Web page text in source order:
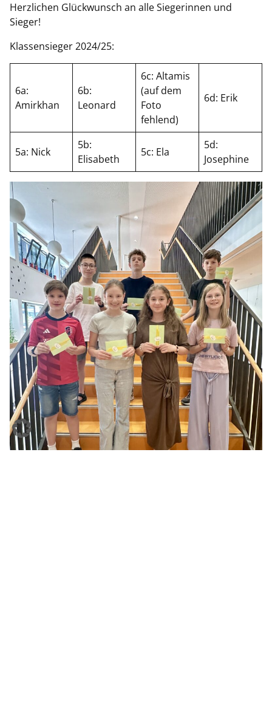
Herzlichen Glückwunsch an alle Siegerinnen und
Sieger!
Klassensieger 2024/25:
6a:
Amirkhan
6b:
Leonard
6c: Altamis
(auf dem
Foto
fehlend)
6d: Erik
5a: Nick
5b:
Elisabeth
5c: Ela
5d:
Josephine